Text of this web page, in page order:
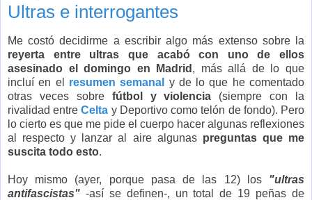
Ultras e interrogantes
Me costó decidirme a escribir algo más extenso sobre la
reyerta entre ultras que acabó con uno de ellos
asesinado el domingo en Madrid , más allá de lo que
incluí en el resumen semanal
y de lo que he comentado
otras veces sobre fútbol y violencia (siempre con la
rivalidad entreCelta y Deportivo como telón de fondo). Pero
lo cierto es que me pide el cuerpo hacer algunas reflexiones
al respecto y lanzar al aire algunas preguntas que me
suscita todo esto.
Hoy mismo (ayer, porque pasa de las 12) los"ultras
antifascistas" -así se definen-, un total de 19 peñas de